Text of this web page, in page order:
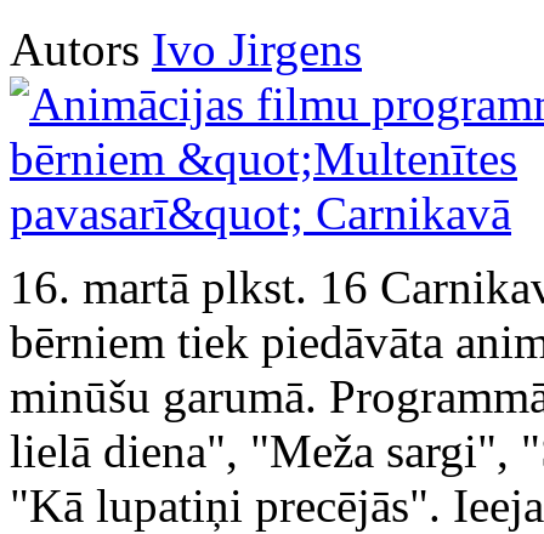
Autors Ivo Jirgens
16. martā plkst. 16
bērniem tiek piedāvāta
minūšu garumā.
lielā diena", "Meža sargi",
"Kā lupatiņi precējās".